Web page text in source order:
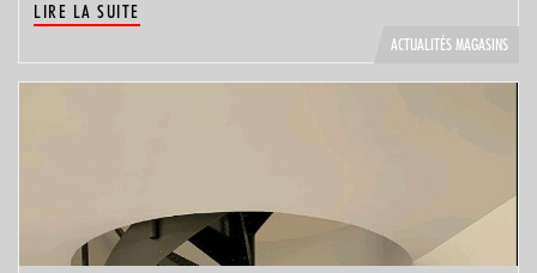
LIRE LA SUITE
ACTUALITÉS MAGASINS